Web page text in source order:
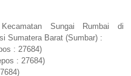
Sungai Rumbai di
Sumatera Barat (Sumbar) :
: 27684)
: 27684)